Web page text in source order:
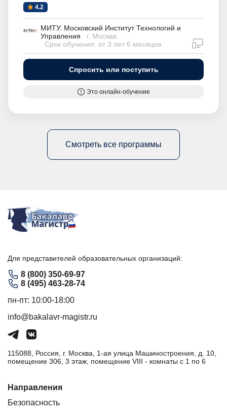
4.2
МИТУ. Московский Институт Технологий и
Управления
г. Москва
Срок обучения: от 3 лет 6 месяцев
Спросить или поступить
Это онлайн-обучение
Смотреть все программы
Для представителей образовательных организаций:
8 (800) 350-69-97
8 (495) 463-28-74
пн-пт: 10:00-18:00
info@bakalavr-magistr.ru
115088, Россия, г. Москва, 1-ая улица Машиностроения, д. 10,
помещение 306, 3 этаж, помещение VIII - комнаты с 1 по 6
Направления
Безопасность